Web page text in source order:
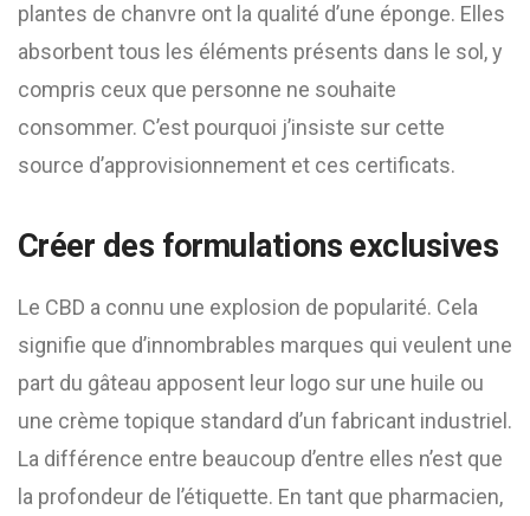
plantes de chanvre ont la qualité d’une éponge. Elles
absorbent tous les éléments présents dans le sol, y
compris ceux que personne ne souhaite
consommer. C’est pourquoi j’insiste sur cette
source d’approvisionnement et ces certificats.
Créer des formulations exclusives
Le CBD a connu une explosion de popularité. Cela
signifie que d’innombrables marques qui veulent une
part du gâteau apposent leur logo sur une huile ou
une crème topique standard d’un fabricant industriel.
La différence entre beaucoup d’entre elles n’est que
la profondeur de l’étiquette. En tant que pharmacien,